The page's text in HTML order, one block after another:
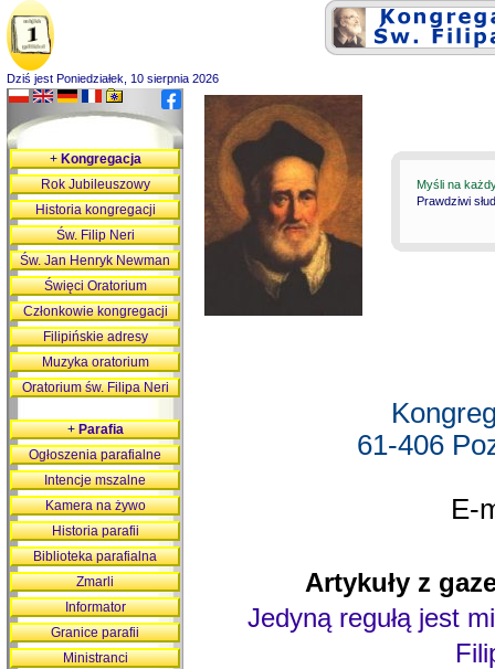
Dziś jest Poniedziałek, 10 sierpnia 2026
Myśli na
Prawdziwi
61-406
E-
Artykuły z
Jedyną regułą jest
+Kongregacja
Rok Jubileuszowy
Historia kongregacji
Św. Filip Neri
Św. Jan Henryk Newman
Święci Oratorium
Członkowie kongregacji
Filipińskie adresy
Muzyka oratorium
Oratorium św. Filipa Neri
+Parafia
Ogłoszenia parafialne
Intencje mszalne
Kamera na żywo
Historia parafii
Biblioteka parafialna
Zmarli
Informator
Granice parafii
Ministranci